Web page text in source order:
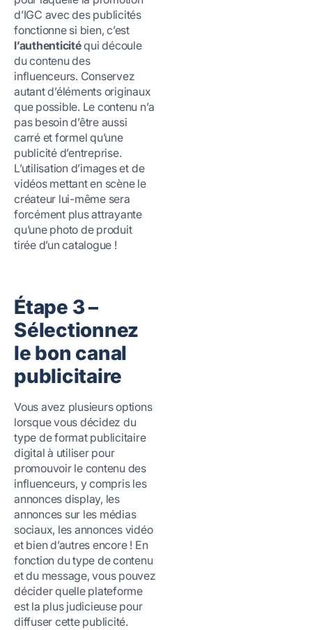
d’IGC avec des publicités
fonctionne si bien, c’est
l’authenticitéqui découle
du contenu des
influenceurs. Conservez
autant d’éléments originaux
que possible. Le contenu n’a
pas besoin d’être aussi
carré et formel qu’une
publicité d’entreprise.
L’utilisation d’images et de
vidéos mettant en scène le
créateur lui-même sera
forcément plus attrayante
qu’une photo de produit
tirée d’un catalogue !
Étape 3 –
Sélectionnez
le bon canal
publicitaire
Vous avez plusieurs options
lorsque vous décidez du
type de format publicitaire
digital à utiliser pour
promouvoir le contenu des
influenceurs, y compris les
annonces display, les
annonces sur les médias
sociaux, les annonces vidéo
et bien d’autres encore ! En
fonction du type de contenu
et du message, vous pouvez
décider quelle plateforme
est la plus judicieuse pour
diffuser cette publicité.